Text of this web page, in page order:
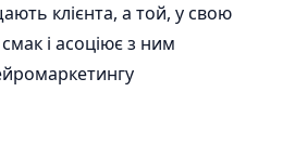
клієнта, а той, у свою
і асоціює з ним